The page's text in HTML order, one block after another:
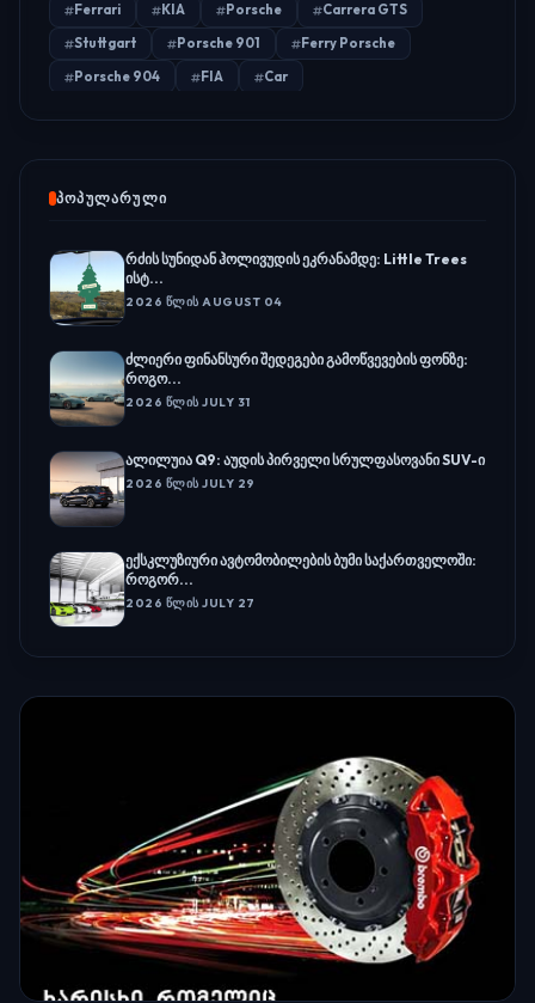
Ferrari
KIA Porsche
Carrera GTS
Stuttgart
Porsche 901
Ferry Porsche
Porsche 904
FIA Car
ᲞᲝᲞᲣᲚᲐᲠᲣᲚᲘ
რძის სუნიდან ჰოლივუდის ეკრანამდე: Little Trees
ისტ...
2026 ᲬᲚᲘᲡ AUGUST 04
ძლიერი ფინანსური შედეგები გამოწვევების ფონზე:
როგო...
2026 ᲬᲚᲘᲡ JULY 31
ალილუია Q9: აუდის პირველი სრულფასოვანი SUV-ი
2026 ᲬᲚᲘᲡ JULY 29
ექსკლუზიური ავტომობილების ბუმი საქართველოში:
როგორ...
2026 ᲬᲚᲘᲡ JULY 27